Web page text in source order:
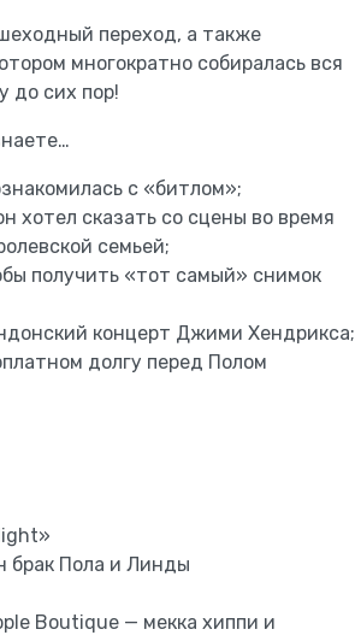
переход, а также
многократно собиралась вся
до сих пор!
с «битлом»;
хотел сказать со сцены во время
семьей;
получить «тот самый» снимок
концерт Джими Хендрикса;
долгу перед Полом
брак Пола и Линды
Boutique — мекка хиппи и